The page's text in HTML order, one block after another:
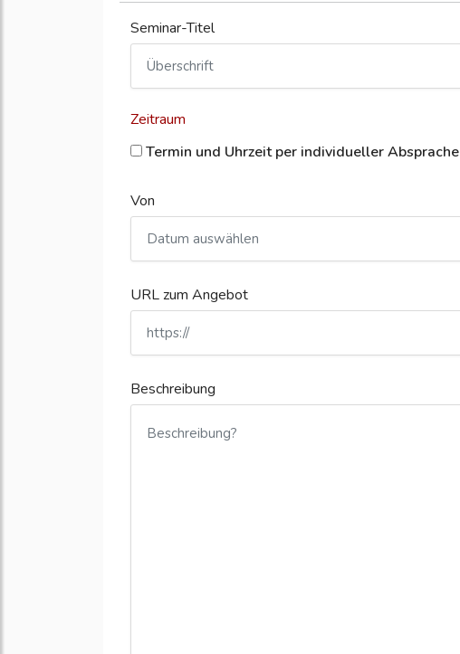
Seminar-Titel
Zeitraum
Termin und Uhrzeit per individueller Absprache
Von
URL zum Angebot
Beschreibung